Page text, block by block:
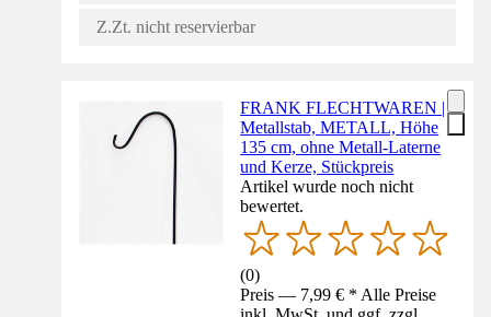
Z.Zt. nicht reservierbar
FRANK FLECHTWAREN |
Metallstab, METALL, Höhe
135 cm, ohne Metall-Laterne
und Kerze, Stückpreis
Artikel wurde noch nicht
bewertet.
(0)
Preis — 7,99 € * Alle Preise